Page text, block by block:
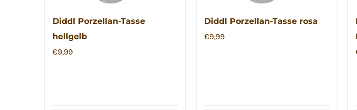
Diddl Porzellan-Tasse
hellgelb
€9,99
Diddl Porzellan-Tasse rosa
€9,99